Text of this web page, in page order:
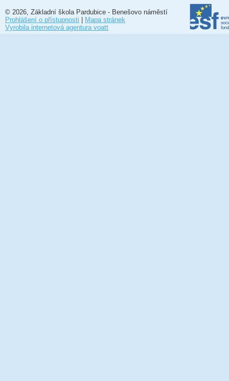
© 2026, Základní škola Pardubice - Benešovo náměstí
Prohlášení o přístupnosti | Mapa stránek
Vyrobila internetová agentura voatt